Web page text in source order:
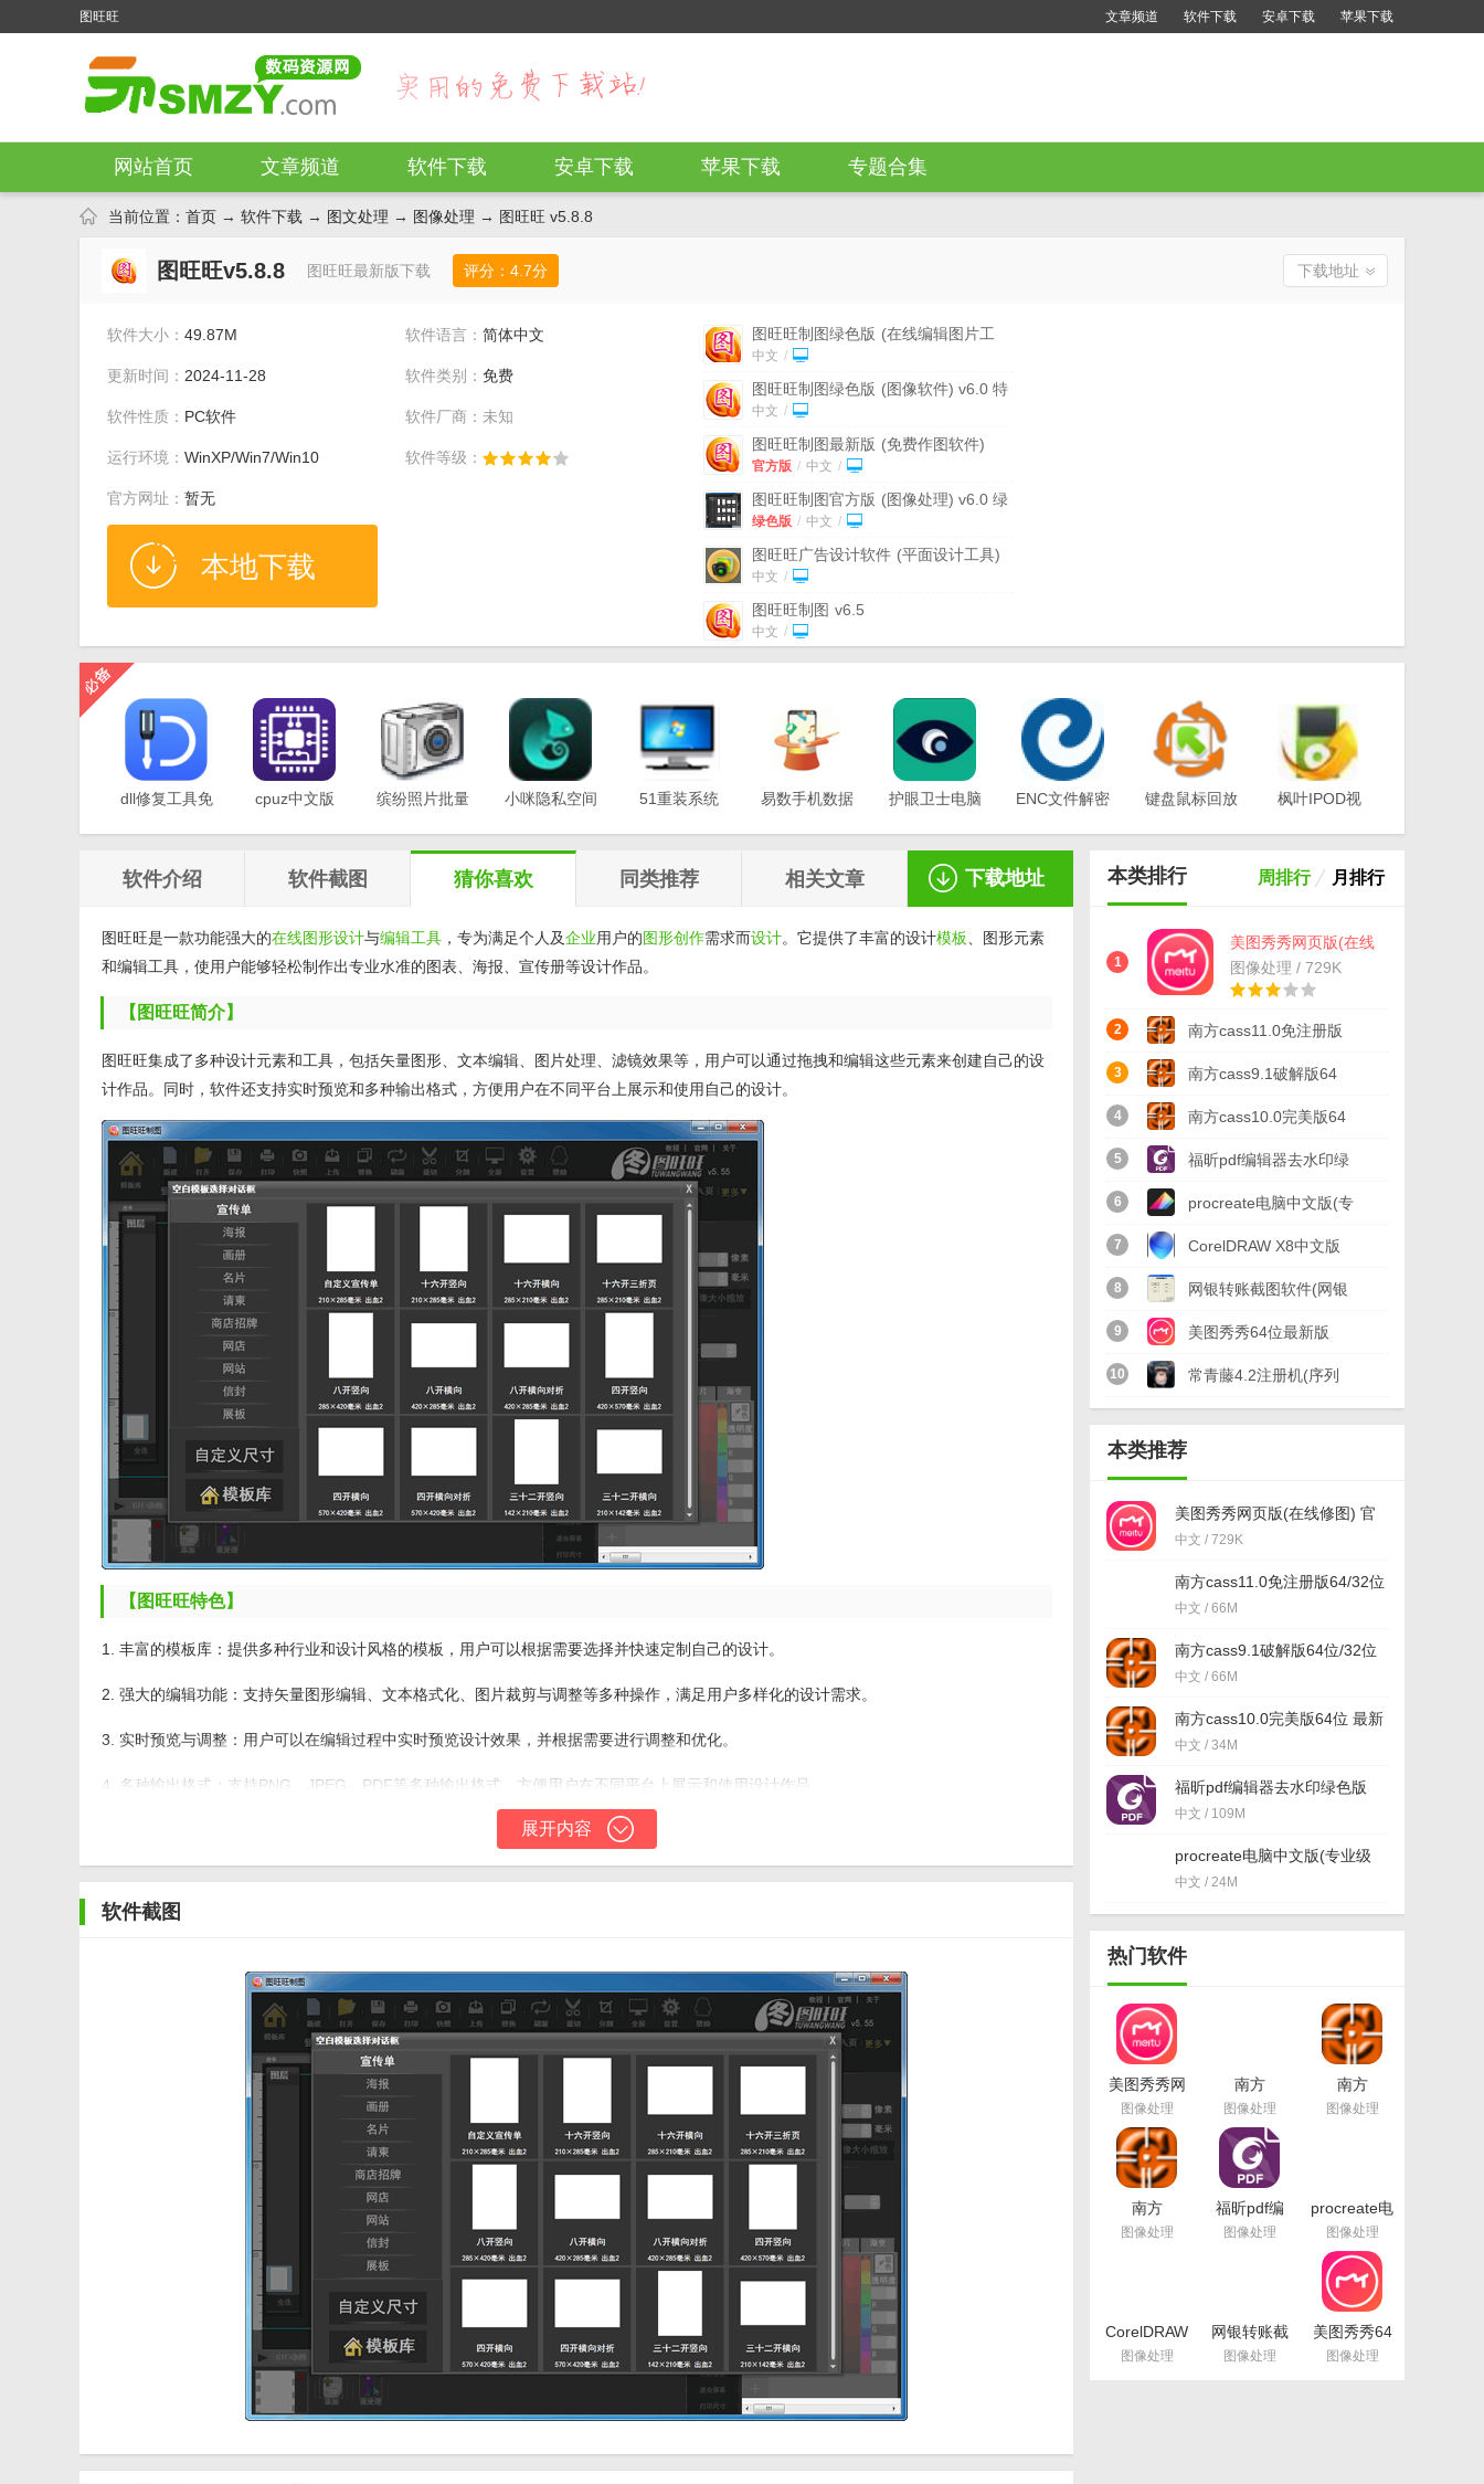
图旺旺 文章频道 软件下载 安卓下载 苹果下载
网站首页 文章频道 软件下载 安卓下载 苹果下载 专题合集
当前位置： 首页 → 软件下载 → 图文处理 → 图像处理 → 图旺旺 v5.8.8
图旺旺v5.8.8 图旺旺最新版下载 评分： 4.7分 下载地址
软件大小： 49.87M 软件语言： 简体中文
更新时间： 2024-11-28 软件类别： 免费
软件性质： PC软件 软件厂商：未知
运行环境： WinXP/Win7/Win10 软件等级：
官方网址： 暂无
本地下载
图旺旺制图绿色版 (在线编辑图片工
具) v5.9.9.1 电脑版
中文 /
图旺旺制图绿色版 (图像软件) v6.0 特
别版
中文 /
图旺旺制图最新版 (免费作图软件)
v5.95 官方版
官方版 / 中文 /
图旺旺制图官方版 (图像处理) v6.0 绿
色版
绿色版 / 中文 /
图旺旺广告设计软件 (平面设计工具)
v5.81 最新版
中文 /
图旺旺制图 v6.5
中文 /
米乐旺旺状态检测软件 (旺旺状态查询
淘宝旺旺表情包大全
(QQ表情包) 完
整版
中文 /
问雄旺旺状态批量检测工具
(检测号码
异常) v1.0 最新版
中文 /
明振卖家旺旺提取器 (旺旺提取软件)
dll修复工具免
cpuz中文版
缤纷照片批量
小咪隐私空间
51重装系统
易数手机数据
护眼卫士电脑
ENC文件解密
键盘鼠标回放
枫叶IPOD视
软件介绍 软件截图 猜你喜欢 同类推荐 相关文章 下载地址
图旺旺是一款功能强大的在线图形设计与编辑工具 ，专为满足个人及企业用户的图形创作需求而设计。它提供了丰富的设计模板
、图形元素
和编辑工具，使用户能够轻松制作出专业水准的图表、海报、宣传册等设计作品。
【图旺旺简介】
图旺旺集成了多种设计元素和工具，包括矢量图形、文本编辑、图片处理、滤镜效果等，用户可以通过拖拽和编辑这些元素来创建自己的设
计作品。同时，软件还支持实时预览和多种输出格式，方便用户在不同平台上展示和使用自己的设计。
【图旺旺特色】
1. 丰富的模板库：提供多种行业和设计风格的模板，用户可以根据需要选择并快速定制自己的设计。
2. 强大的编辑功能：支持矢量图形编辑、文本格式化、图片裁剪与调整等多种操作，满足用户多样化的设计需求。
3. 实时预览与调整：用户可以在编辑过程中实时预览设计效果，并根据需要进行调整和优化。
4. 多种输出格式：支持PNG、JPEG、PDF等多种输出格式，方便用户在不同平台上展示和使用设计作品。
5. 云端存储与分享：用户可以将设计作品保存在云端，随时随地进行访问和编辑，并方便地分享给团队成员或客户。
1. 图形元素库：包含各种形状、图标、线条等图形元素，用户可以通过拖拽和编辑这些元素来创建自己的设计。
2. 文本编辑工具：提供多种字体、字号、颜色等文本格式化选项，用户可以根据需要调整文本样式。
3. 图片处理功能：支持图片裁剪、缩放、旋转等操作，还可以添加滤镜效果来增强图片表现力。
4. 模板定制与导出：用户可以根据需要选择模板并进行定制，然后导出为所需格式的设计作品。
1. 易用性：图旺旺采用直观的拖拽式操作界面，用户无需具备专业设计技能即可轻松上手。
2. 高效性：软件提供了丰富的模板和图形元素库，用户可以快速创建设计作品，提高工作效率。
3. 灵活性：支持多种输出格式和云端存储功能，方便用户在不同平台上展示和使用设计作品，并随时进行编辑和调整。
图旺旺作为一款在线图形设计与编辑工具，凭借其丰富的模板库、强大的编辑功能和易用性，成为了广大用户喜爱的设计工具之一。无论是
个人还是企业用户，都可以通过图旺旺轻松制作出专业水准的设计作品。同时，软件还支持实时预览和多种输出格式，方便用户在不同平台
上展示和使用自己的设计。总的来说，图旺旺是一款值得推荐的设计工具。
展开内容
软件截图
本类排行 周排行 月排行
1
美图秀秀网页版(在线
修图) 官方版
图像处理 / 729K
2 南方cass11.0免注册版
64/32位版
3 南方cass9.1破解版64
位/32位(免南方cass9.1
加密狗) 绿色版
4 南方cass10.0完美版64
位 最新版
5 福昕pdf编辑器去水印绿
色版(图像处理) v9.2 最
新版
6 procreate电脑中文版(专
业级画图软件) v1.0 PC
最新版
7 CorelDRAW X8中文版
64位(附序列号) 免费版
8 网银转账截图软件(网银
转账截图生成器) v1.5
最新版
9 美图秀秀64位最新版
v6.4.2.0 官方版
10 常青藤4.2注册机(序列
本类推荐
美图秀秀网页版(在线修图) 官
方版
中文 / 729K
南方cass11.0免注册版64/32位
版
中文 / 66M
南方cass9.1破解版64位/32位
(免南方cass9.1加密狗) 绿色版
中文 / 66M
南方cass10.0完美版64位 最新
版
中文 / 34M
福昕pdf编辑器去水印绿色版
(图像处理) v9.2 最新版
中文 / 109M
procreate电脑中文版(专业级
画图软件) v1.0 PC最新版
中文 / 24M
热门软件
美图秀秀网
页版(在线修
图) 官方版
图像处理
南方
cass11.0免
注册版
64/32位版
图像处理
南方
cass9.1破
解版64
版
图像处理
南方
cass10.0完
美版64位
图像处理
福昕pdf编
辑器去水印
绿色版(图像
图像处理
procreate电
脑中文版(专
业级画图软
件) v1.0 PC
最新版
图像处理
CorelDRAW
X8中文版64
位(附序列
图像处理
网银转账截
图软件(网银
转账截图生
图像处理
美图秀秀64
位最新版
v6.4.2.0 官
图像处理